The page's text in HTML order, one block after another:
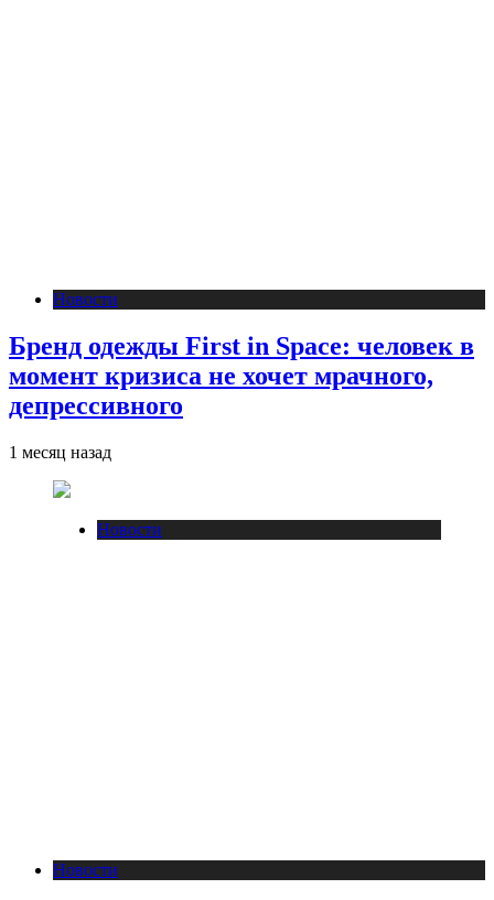
Новости
Бренд одежды First in Space: человек в
момент кризиса не хочет мрачного,
депрессивного
1 месяц назад
Новости
Новости